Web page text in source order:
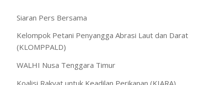
Siaran Pers Bersama
Kelompok Petani Penyangga Abrasi Laut dan Darat
(KLOMPPALD)
WALHI Nusa Tenggara Timur
Koalisi Rakyat untuk Keadilan Perikanan (KIARA)